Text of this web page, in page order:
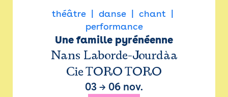
théâtre danse
chant
performance
Une famille pyrénéenne
Nans Laborde-Jourdàa
Cie TORO TORO
03 → 06 nov.